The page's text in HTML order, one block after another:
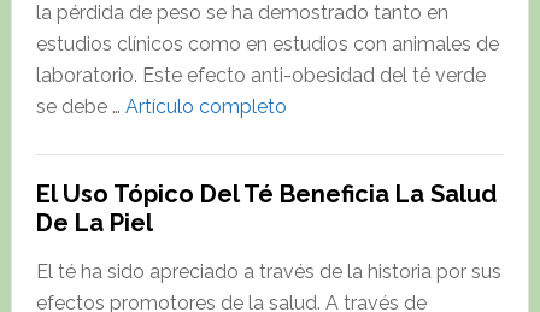
la pérdida de peso se ha demostrado tanto en
estudios clínicos como en estudios con animales de
laboratorio. Este efecto anti-obesidad del té verde
se debe … Artículo completoabout
Té
y
Regulación
El Uso Tópico Del Té Beneficia La Salud
De La Piel
El té ha sido apreciado a través de la historia por sus
efectos promotores de la salud. A través de